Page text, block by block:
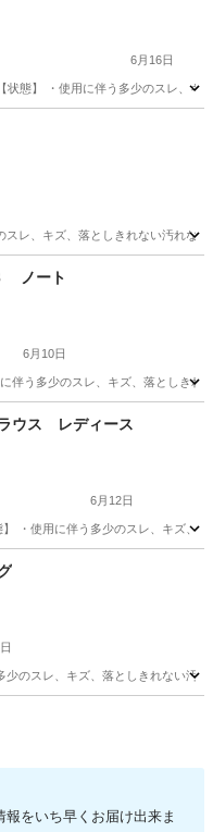
6月16日
態】 ・使用に伴う多少のスレ、キ
スレ、キズ、落としきれない汚れ
現地
ノート
6月10日
う多少のスレ、キズ、落としきれ
ウス レディース
6月12日
・使用に伴う多少のスレ、キズ、
少のスレ、キズ、落としきれない
をいち早くお届け出来ま